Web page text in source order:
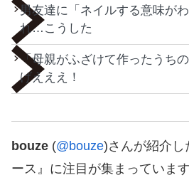
男友達に「ネイルする意味が
れ…こうした
「母親がふざけて作ったうち
げえええ！
bouze (@bouze)さんが紹介し
ース』に注目が集まっています